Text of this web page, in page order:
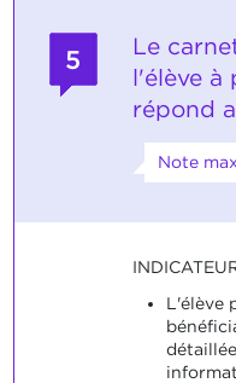
5
Le
l'élève à
répond
Note
L'élève